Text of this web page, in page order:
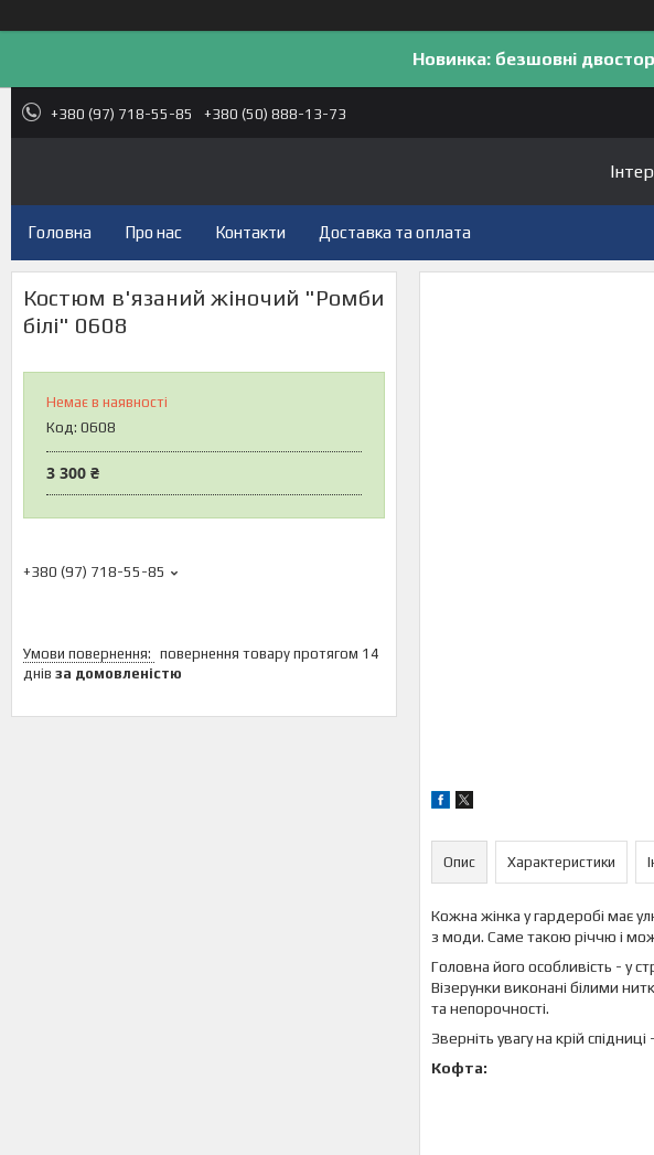
Новинка: безшовні
+380 (97) 718-55-85 +380 (50) 888-13-73
Головна Про нас Контакти Доставка та оплата
Костюм в'язаний жіночий "Ромби
білі" 0608
Немає в наявності
Код: 0608
3 300 ₴
+380 (97) 718-55-85
повернення товару протягом 14
днів за домовленістю
Опис Характеристики
Кожна жінка у гардеробі має
з моди. Саме такою річчю і
Головна його особливість - у
Візерунки виконані білими
та непорочності.
Зверніть увагу на крій
Кофта: